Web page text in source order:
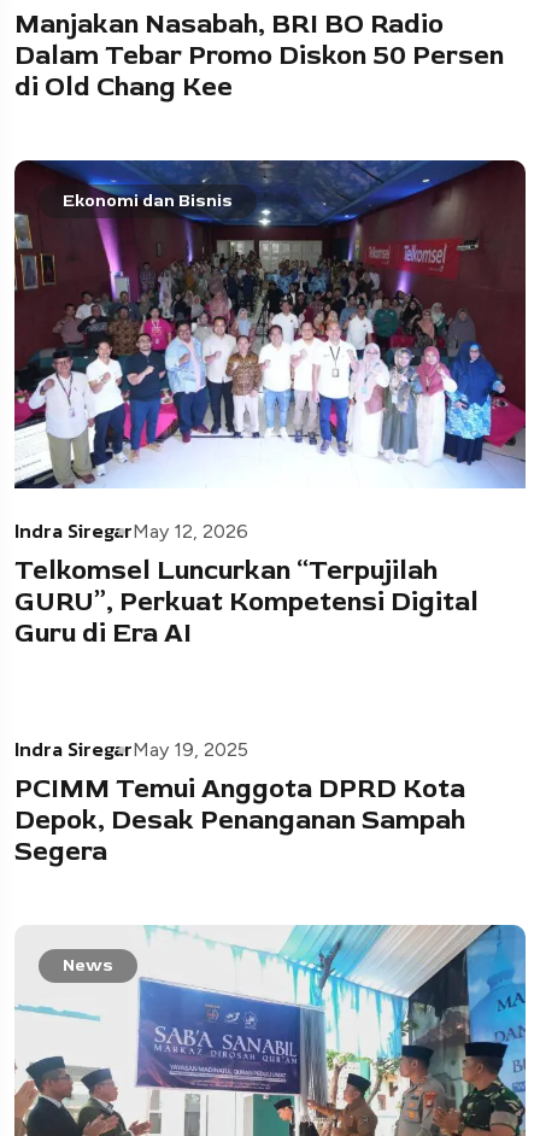
Manjakan Nasabah, BRI BO Radio
Dalam Tebar Promo Diskon 50 Persen
di Old Chang Kee
Ekonomi dan Bisnis
Indra SiregarMay 12, 2026
Telkomsel Luncurkan “Terpujilah
GURU”, Perkuat Kompetensi Digital
Guru di Era AI
Indra SiregarMay 19, 2025
PCIMM Temui Anggota DPRD Kota
Depok, Desak Penanganan Sampah
Segera
News